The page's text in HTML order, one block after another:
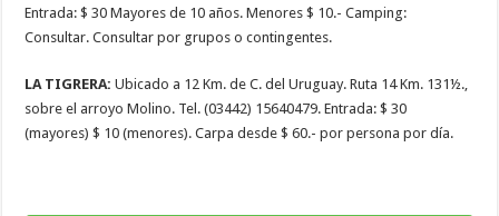
Entrada: $ 30 Mayores de 10 años. Menores $ 10.- Camping:
Consultar. Consultar por grupos o contingentes.
LA TIGRERA: Ubicado a 12 Km. de C. del Uruguay. Ruta 14 Km. 131½.,
sobre el arroyo Molino. Tel. (03442) 15640479. Entrada: $ 30
(mayores) $ 10 (menores). Carpa desde $ 60.- por persona por día.